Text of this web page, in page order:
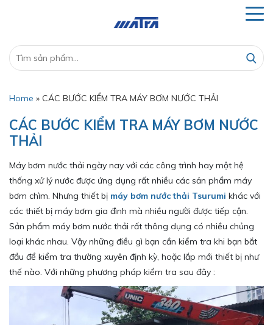
Home » CÁC BƯỚC KIỂM TRA MÁY BƠM NƯỚC THẢI
CÁC BƯỚC KIỂM TRA MÁY BƠM NƯỚC
THẢI
Máy bơm nước thải ngày nay với các công trình hay một hệ
thống xử lý nước được ứng dụng rất nhiều các sản phẩm máy
bơm chìm. Nhưng thiết bị máy bơm nước thải Tsurumi khác với
các thiết bị máy bơm gia đình mà nhiều người được tiếp cận.
Sản phẩm máy bơm nước thải rất thông dụng có nhiều chủng
loại khác nhau. Vậy những điều gì bạn cần kiểm tra khi bạn bắt
đầu để kiểm tra thường xuyên định kỳ, hoặc lắp mới thiết bị như
thế nào. Với những phương pháp kiểm tra sau đây :